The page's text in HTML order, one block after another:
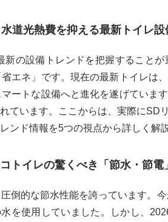
道光熱費を抑える最新トイレ
の設備トレンドを把握すること
エネ」です。現在の最新トイレは
ートな設備へと進化を遂げていま
ています。ここからは、実際にSD
ンド情報を5つの視点から詳しく解
トイレの驚くべき「節水・節電
倒的な節水性能を誇っています。
を使用していました。しかし、